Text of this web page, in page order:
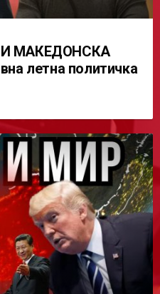
МАКЕДОНСКА
летна политичка